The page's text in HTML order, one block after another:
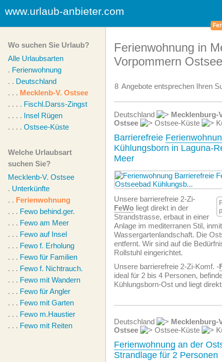
www.urlaub-anbieter.com
Wo suchen Sie Urlaub?
Alle Urlaubsarten
. Ferienwohnung
. . Deutschland
. . . Mecklenb-V. Ostsee
. . . . Fischl.Darss-Zingst
. . . . Insel Rügen
. . . . Ostsee-Küste
Welche Urlaubsart
suchen Sie?
Mecklenb-V. Ostsee
. Unterkünfte
. . Ferienwohnung
. . . Fewo behind.ger.
. . . Fewo am Meer
. . . Fewo auf Insel
. . . Fewo f. Erholung
. . . Fewo für Familien
. . . Fewo f. Nichtrauch.
. . . Fewo mit Wandern
. . . Fewo für Angler
. . . Fewo mit Garten
. . . Fewo m.Haustier
. . . Fewo mit Reiten
Ferienwohnung in
Vorpommern Ostsee
8 Angebote entsprechen Ihren
Deutschland
Mecklenburg-
Ostsee
Ostsee-Küste
Barrierefreie
Kühlungsborn in Laguna-
Meer
Unsere barrierefreie 2-Zi-
FeWo liegt direkt in der
Strandstrasse, erbaut in einer
Anlage im mediterranen Stil,
Wassergartenlandschaft. Die
entfernt. Wir sind auf die
Rollstuhl eingerichtet.
Unsere barrierefreie 2-Zi-Komf. -
ideal für 2 bis 4 Personen,
Kühlungsborn-Ost und liegt
Deutschland
Mecklenburg-
Ostsee
Ostsee-Küste
Ferienwohnung an der
Strandlage für 2 Personen